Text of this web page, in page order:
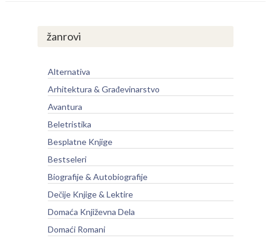
žanrovi
Alternativa
Arhitektura & Građevinarstvo
Avantura
Beletristika
Besplatne Knjige
Bestseleri
Biografije & Autobiografije
Dečije Knjige & Lektire
Domaća Književna Dela
Domaći Romani